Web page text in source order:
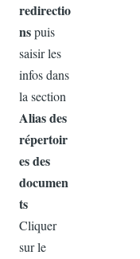
redirectio
nspuis
saisir les
infos dans
la section
Alias des
répertoir
es des
documen
ts
Cliquer
sur le